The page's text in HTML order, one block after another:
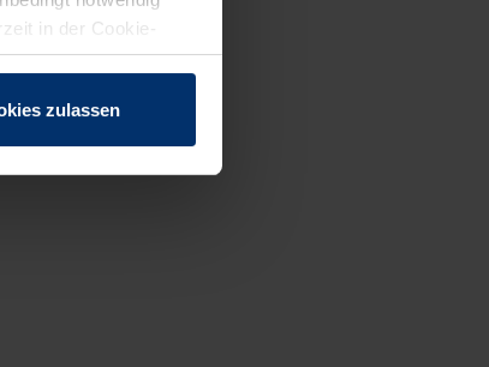
in der Cookie-
zulassen